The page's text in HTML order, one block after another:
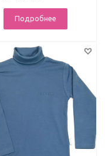
Подробнее